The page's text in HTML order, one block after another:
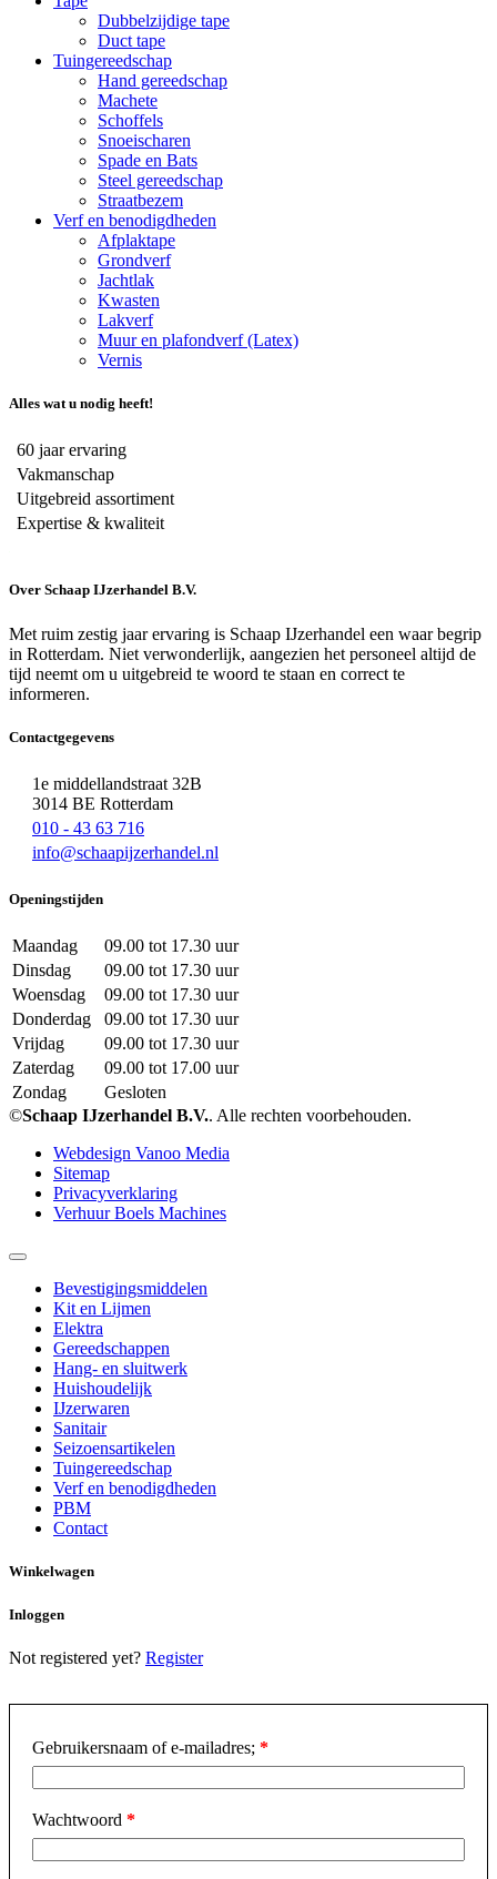
Dubbelzijdige tape
Duct tape
Tuingereedschap
Hand gereedschap
Machete
Schoffels
Snoeischaren
Spade en Bats
Steel gereedschap
Straatbezem
Verf en benodigdheden
Afplaktape
Grondverf
Jachtlak
Kwasten
Lakverf
Muur en plafondverf (Latex)
Vernis
Alles wat u nodig heeft!
60 jaar ervaring
Vakmanschap
Uitgebreid assortiment
Expertise & kwaliteit
Over Schaap IJzerhandel B.V.
Met ruim zestig jaar ervaring is Schaap IJzerhandel een waar begrip
in Rotterdam. Niet verwonderlijk, aangezien het personeel altijd de
tijd neemt om u uitgebreid te woord te staan en correct te
informeren.
Contactgegevens
1e middellandstraat 32B
3014 BE Rotterdam
010 - 43 63 716
info@schaapijzerhandel.nl
Openingstijden
Maandag
09.00 tot 17.30 uur
Dinsdag
09.00 tot 17.30 uur
Woensdag
09.00 tot 17.30 uur
Donderdag
09.00 tot 17.30 uur
Vrijdag
09.00 tot 17.30 uur
Zaterdag
09.00 tot 17.00 uur
Zondag
Gesloten
©Schaap IJzerhandel B.V.. Alle rechten voorbehouden.
Webdesign Vanoo Media
Sitemap
Privacyverklaring
Verhuur Boels Machines
Bevestigingsmiddelen
Kit en Lijmen
Elektra
Gereedschappen
Hang- en sluitwerk
Huishoudelijk
IJzerwaren
Sanitair
Seizoensartikelen
Tuingereedschap
Verf en benodigdheden
PBM
Contact
Winkelwagen
Inloggen
Not registered yet? Register
Gebruikersnaam of e-mailadres; *
Wachtwoord *